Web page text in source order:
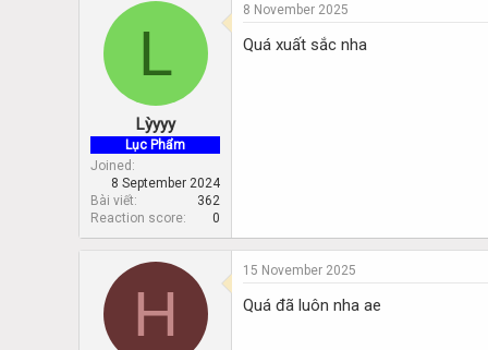
L
Lỳyyy
Lục Phẩm
Joined
8 September 2024
Bài viết
362
Reaction score
0
8 November 2025
Quá xuất sắc nha
H
15 November 2025
Quá đã luôn nha ae